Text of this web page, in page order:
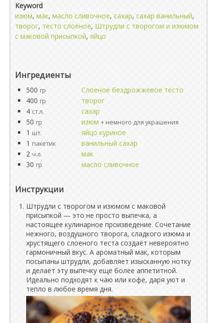
Keyword
изюм, мак, масло сливочное, сахар, сахар ванильный,
творог, тесто слоёное, Штрудли с творогом и изюмом
с маковой присыпкой, яйцо
Ингредиенты
500 гр
Слоеное бездрожжевое тесто
400 гр
творог
4 ст.л.
сахар
50 гр изюм + немного для украшения
1 шт.
яйцо куриное
1 пакетик
ванильный сахар
2 ч.л.
мак
30 гр масло сливочное
Инструкции
Штрудли с творогом и изюмом с маковой
присыпкой — это не просто выпечка, а
настоящее кулинарное произведение. Сочетание
нежного, воздушного творога, сладкого изюма и
хрустящего слоеного теста создаёт невероятно
гармоничный вкус. А ароматный мак, которым
посыпаны штрудли, добавляет изысканную нотку
и делает эту выпечку ещё более аппетитной.
Идеально подходят к чаю или кофе, даря уют и
тепло в любое время дня.